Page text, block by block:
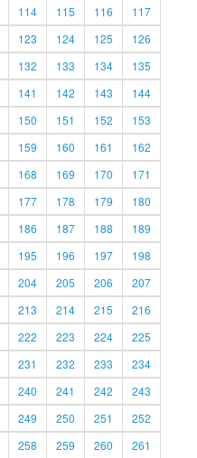
114 115 116
117
123 124 125
126
132 133 134
135
141 142 143
144
150 151 152
153
159 160 161
162
168 169 170
171
177 178 179
180
186 187 188
189
195 196 197
198
204 205 206
207
213 214 215
216
222 223 224
225
231 232 233
234
240 241 242
243
249 250 251
252
258 259 260
261